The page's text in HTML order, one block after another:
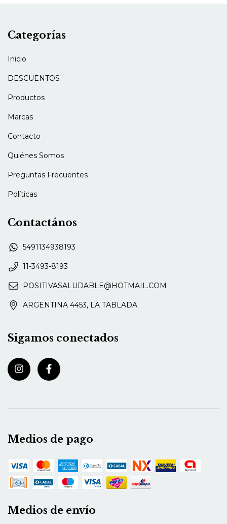
Categorías
Inicio
DESCUENTOS
Productos
Marcas
Contacto
Quiénes Somos
Preguntas Frecuentes
Políticas
Contactános
5491134938193
11-3493-8193
POSITIVASALUDABLE@HOTMAIL.COM
ARGENTINA 4453, LA TABLADA
Sigamos conectados
Medios de pago
Medios de envío